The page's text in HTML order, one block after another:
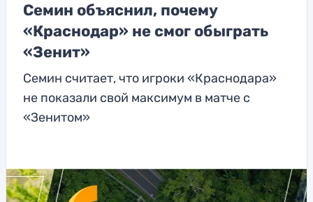
Семин объяснил, почему
«Краснодар» не смог обыграть
«Зенит»
Семин считает, что игроки «Краснодара»
не показали свой максимум в матче с
«Зенитом»